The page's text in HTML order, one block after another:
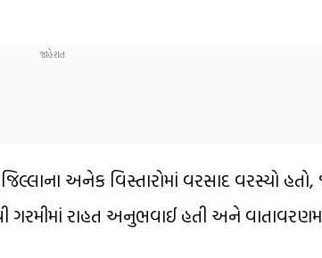
અનેક વિસ્તારોમાં વરસાદ વરસ્યો હતો,
રાહત અનુભવાઈ હતી અને વાતાવરણમાં